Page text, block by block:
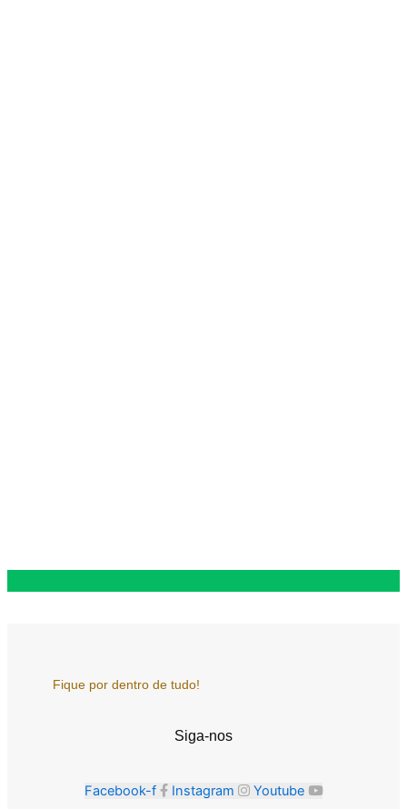
Fique por dentro de tudo!
Siga-nos
Facebook-f Instagram Youtube